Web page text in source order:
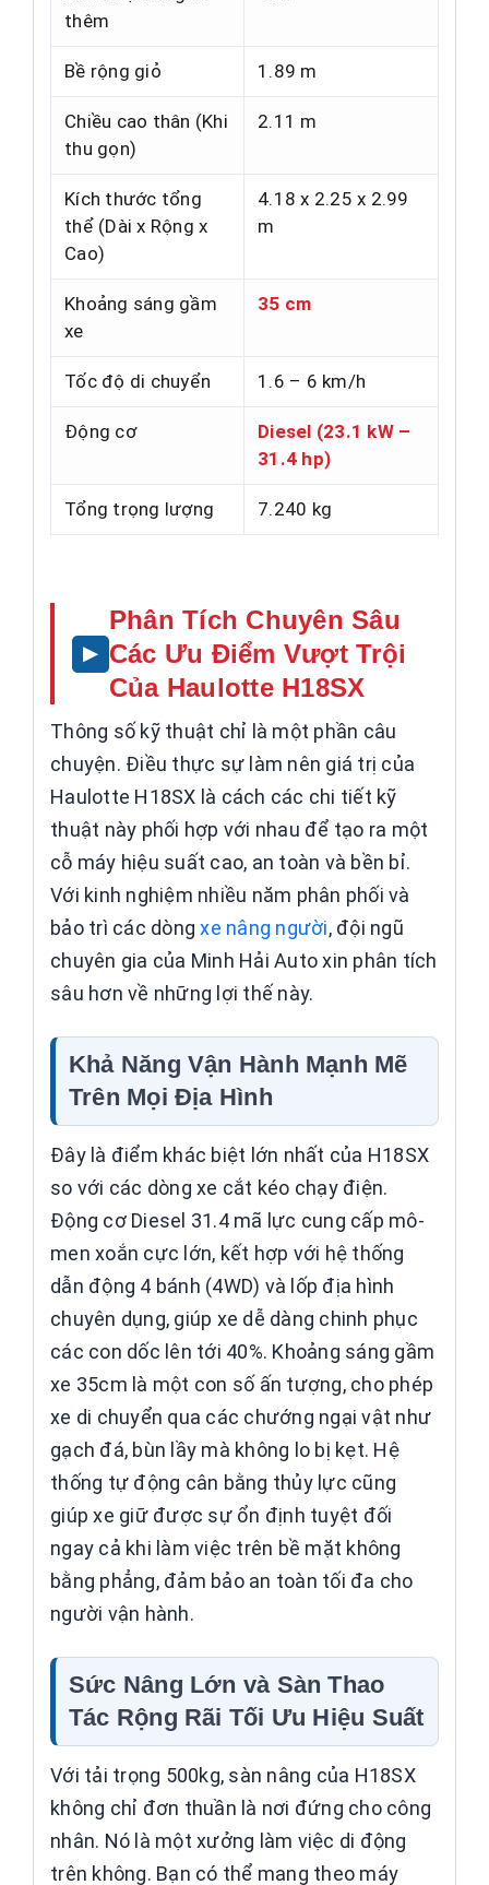
thêm
Bề rộng giỏ 1.89 m
Chiều cao thân (Khi
thu gọn)
2.11 m
Kích thước tổng
thể (Dài x Rộng x
Cao)
4.18 x 2.25 x 2.99
m
Khoảng sáng gầm
xe
35 cm
Tốc độ di chuyển 1.6 – 6 km/h
Động cơ
Diesel (23.1 kW –
31.4 hp)
Tổng trọng lượng 7.240 kg
Phân Tích Chuyên Sâu
Các Ưu Điểm Vượt Trội
Của Haulotte H18SX
Thông số kỹ thuật chỉ là một phần câu
chuyện. Điều thực sự làm nên giá trị của
Haulotte H18SX là cách các chi tiết kỹ
thuật này phối hợp với nhau để tạo ra một
cỗ máy hiệu suất cao, an toàn và bền bỉ.
Với kinh nghiệm nhiều năm phân phối và
bảo trì các dòngxe nâng người, đội ngũ
chuyên gia của Minh Hải Auto xin phân tích
sâu hơn về những lợi thế này.
Khả Năng Vận Hành Mạnh Mẽ
Trên Mọi Địa Hình
Đây là điểm khác biệt lớn nhất của H18SX
so với các dòng xe cắt kéo chạy điện.
Động cơ Diesel 31.4 mã lực cung cấp mô-
men xoắn cực lớn, kết hợp với hệ thống
dẫn động 4 bánh (4WD) và lốp địa hình
chuyên dụng, giúp xe dễ dàng chinh phục
các con dốc lên tới 40%. Khoảng sáng gầm
xe 35cm là một con số ấn tượng, cho phép
xe di chuyển qua các chướng ngại vật như
gạch đá, bùn lầy mà không lo bị kẹt. Hệ
thống tự động cân bằng thủy lực cũng
giúp xe giữ được sự ổn định tuyệt đối
ngay cả khi làm việc trên bề mặt không
bằng phẳng, đảm bảo an toàn tối đa cho
người vận hành.
Sức Nâng Lớn và Sàn Thao
Tác Rộng Rãi Tối Ưu Hiệu Suất
Với tải trọng 500kg, sàn nâng của H18SX
không chỉ đơn thuần là nơi đứng cho công
nhân. Nó là một xưởng làm việc di động
trên không. Bạn có thể mang theo máy